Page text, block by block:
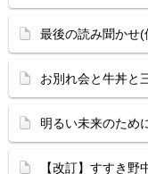
最後の読み聞か
お別れ会と牛丼
明るい未来のた
【改訂】すすき